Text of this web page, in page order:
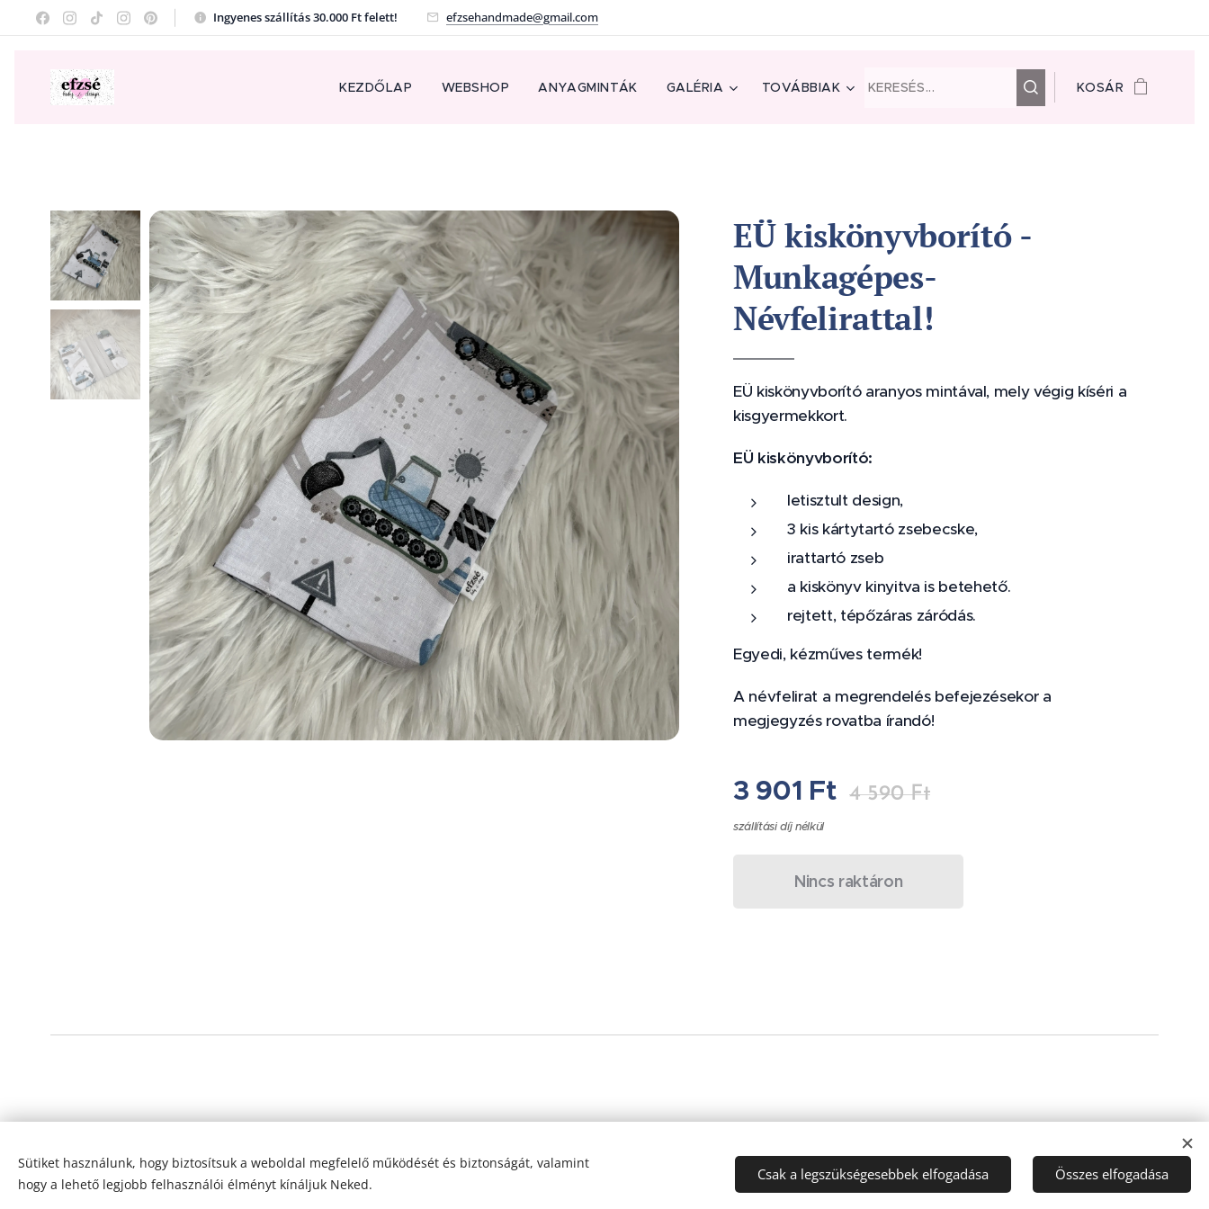
Ingyenes szállítás 30.000 Ft felett! efzsehandmade@gmail.com
KEZDŐLAP WEBSHOP ANYAGMINTÁK GALÉRIA TOVÁBBIAK KOSÁR
EÜ kiskönyvborító -
Munkagépes-
Névfelirattal!
EÜ kiskönyvborító aranyos mintával, mely végig kíséri a
kisgyermekkort.
EÜ kiskönyvborító:
letisztult design,
3 kis kártytartó zsebecske,
irattartó zseb
a kiskönyv kinyitva is betehető.
rejtett, tépőzáras záródás.
Egyedi, kézműves termék!
A névfelirat a megrendelés befejezésekor a
megjegyzés rovatba írandó!
3 901 Ft 4 590Ft
szállítási díj nélkül
Nincs raktáron
Sütiket használunk, hogy biztosítsuk a weboldal megfelelő működését és biztonságát, valamint
hogy a lehető legjobb felhasználói élményt kínáljuk Neked.
Csak a legszükségesebbek elfogadása Összes elfogadása